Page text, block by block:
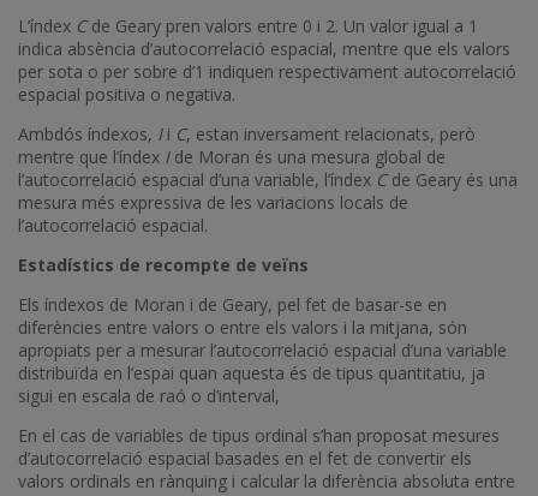
L’índex Cde Geary pren valors entre 0 i 2. Un valor igual a 1
indica absència d’autocorrelació espacial, mentre que els valors
per sota o per sobre d’1 indiquen respectivament autocorrelació
espacial positiva o negativa.
Ambdós índexos, Ii C, estan inversament relacionats, però
mentre que l’índex Ide Moran és una mesura global de
l’autocorrelació espacial d’una variable, l’índex Cde Geary és una
mesura més expressiva de les variacions locals de
l’autocorrelació espacial.
Estadístics de recompte de veïns
Els índexos de Moran i de Geary, pel fet de basar-se en
diferències entre valors o entre els valors i la mitjana, són
apropiats per a mesurar l’autocorrelació espacial d’una variable
distribuïda en l’espai quan aquesta és de tipus quantitatiu, ja
sigui en escala de raó o d’interval,
En el cas de variables de tipus ordinal s’han proposat mesures
d’autocorrelació espacial basades en el fet de convertir els
valors ordinals en rànquing i calcular la diferència absoluta entre